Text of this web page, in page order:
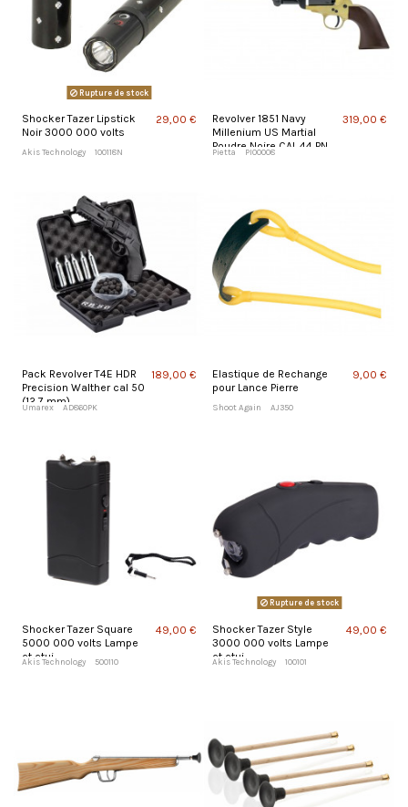
Rupture de stock
Shocker Tazer Lipstick
Noir 3000 000 volts
Akis Technology 100118N
29,00 €
Revolver 1851 Navy
Millenium US Martial
Poudre Noire CAL 44 PN
Pietta PI00008
319,00 €
Pack Revolver T4E HDR
Precision Walther cal 50
(12,7 mm)
Umarex AD860PK
189,00 €
Elastique de Rechange
pour Lance Pierre
Shoot Again AJ350
9,00 €
Shocker Tazer Square
5000 000 volts Lampe
et etui
Akis Technology 500110
49,00 €
Rupture de stock
Shocker Tazer Style
3000 000 volts Lampe
et etui
Akis Technology 100101
49,00 €